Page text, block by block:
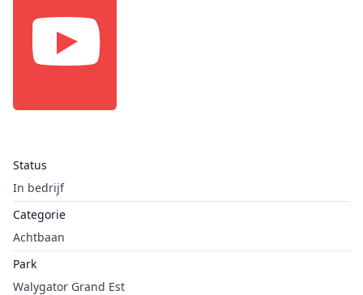
Status
In bedrijf
Categorie
Achtbaan
Park
Walygator Grand Est